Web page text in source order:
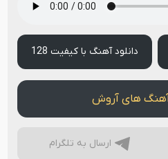
دانلود آهنگ با کیفیت 128
آهنگ های آروش
ارسال به تلگرام